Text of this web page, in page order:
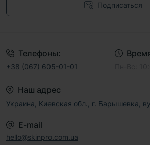
Подписаться
Телефоны:
+38 (067) 605-01-01
Наш адрес
Украина, Киевская обл., г. Барышевка,
E-mail
hello@skinpro.com.ua